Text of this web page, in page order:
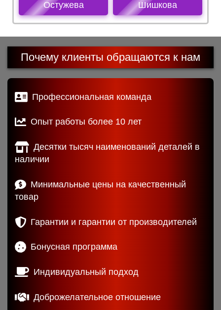
Остужева Шишкова
Почему клиенты обращаются к нам
Профессиональная команда
Опыт работы более 10 лет
Десятки тысяч наименований деталей в
наличии
Минимальные цены на качественный
товар
Гарантии и гарантии от производителей
Бонусная программа
Индивидуальный подход
Доброжелательное отношение